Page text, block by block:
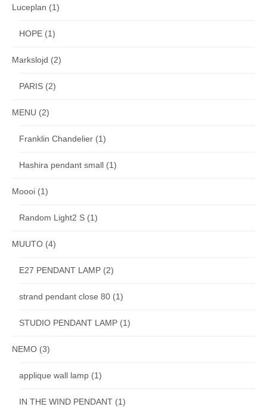
Luceplan (1)
HOPE (1)
Markslojd (2)
PARIS (2)
MENU (2)
Franklin Chandelier (1)
Hashira pendant small (1)
Moooi (1)
Random Light2 S (1)
MUUTO (4)
E27 PENDANT LAMP (2)
strand pendant close 80 (1)
STUDIO PENDANT LAMP (1)
NEMO (3)
applique wall lamp (1)
IN THE WIND PENDANT (1)